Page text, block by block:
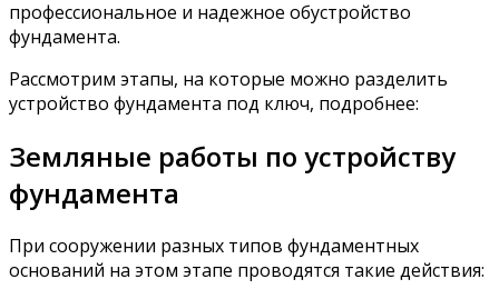
профессиональное и надежное обустройство
фундамента.
Рассмотрим этапы, на которые можно разделить
устройство фундамента под ключ, подробнее:
Земляные работы по устройству
фундамента
При сооружении разных типов фундаментных
оснований на этом этапе проводятся такие действия: